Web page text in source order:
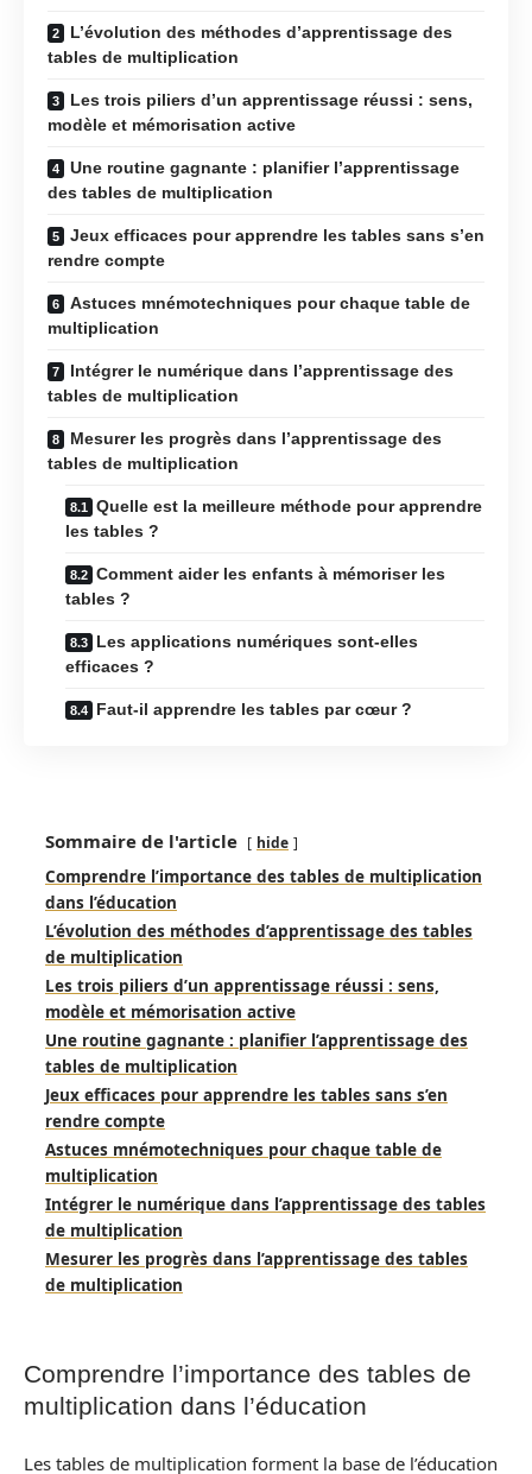
L’évolution des méthodes d’apprentissage des
tables de multiplication
Les trois piliers d’un apprentissage réussi : sens,
modèle et mémorisation active
Une routine gagnante : planifier l’apprentissage
des tables de multiplication
Jeux efficaces pour apprendre les tables sans s’en
rendre compte
Astuces mnémotechniques pour chaque table de
multiplication
Intégrer le numérique dans l’apprentissage des
tables de multiplication
Mesurer les progrès dans l’apprentissage des
tables de multiplication
Quelle est la meilleure méthode pour apprendre
les tables ?
Comment aider les enfants à mémoriser les
tables ?
Les applications numériques sont-elles
efficaces ?
Faut-il apprendre les tables par cœur ?
Sommaire de l'article hide
Comprendre l’importance des tables de multiplication
dans l’éducation
L’évolution des méthodes d’apprentissage des tables
de multiplication
Les trois piliers d’un apprentissage réussi : sens,
modèle et mémorisation active
Une routine gagnante : planifier l’apprentissage des
tables de multiplication
Jeux efficaces pour apprendre les tables sans s’en
rendre compte
Astuces mnémotechniques pour chaque table de
multiplication
Intégrer le numérique dans l’apprentissage des tables
de multiplication
Mesurer les progrès dans l’apprentissage des tables
de multiplication
Comprendre l’importance des tables de
multiplication dans l’éducation
Les tables de multiplication forment la base de l’éducation